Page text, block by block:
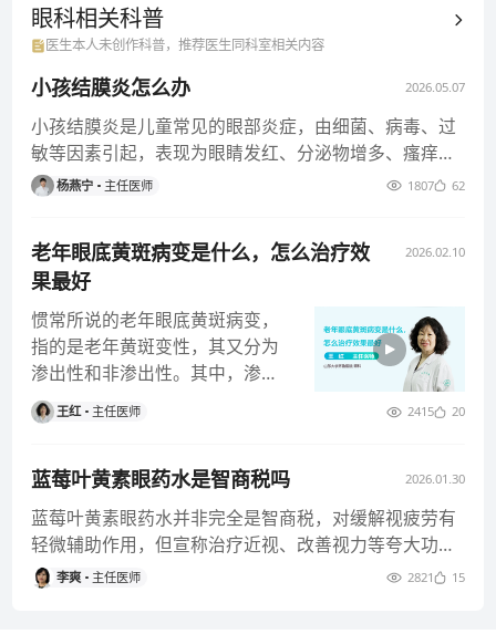
眼科相关科普
医生本人未创作科普，推荐医生同科室相关内容
小孩结膜炎怎么办 2026.05.07
小孩结膜炎是儿童常见的眼部炎症，由细菌、病毒、过
敏等因素引起，表现为眼睛发红、分泌物增多、瘙痒等
症状，治疗需结合生活护理
杨燕宁 主任医师 1807 62
老年眼底黄斑病变是什么，怎么治疗效
果最好
2026.02.10
惯常所说的老年眼底黄斑病变，
指的是老年黄斑变性，其又分为
渗出性和非渗出性。其中，渗出
性的老年黄斑变性又叫湿性老年
黄斑变性
王红 主任医师 2415 20
蓝莓叶黄素眼药水是智商税吗 2026.01.30
蓝莓叶黄素眼药水并非完全是智商税，对缓解视疲劳有
轻微辅助作用，但宣称治疗近视、改善视力等夸大功效
的产品则属于智商税范畴。
李爽 主任医师 2821 15